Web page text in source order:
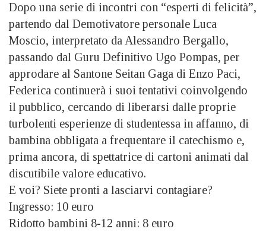
Dopo una serie di incontri con “esperti di felicità”,
partendo dal Demotivatore personale Luca
Moscio, interpretato da Alessandro Bergallo,
passando dal Guru Definitivo Ugo Pompas, per
approdare al Santone Seitan Gaga di Enzo Paci,
Federica continuerà i suoi tentativi coinvolgendo
il pubblico, cercando di liberarsi dalle proprie
turbolenti esperienze di studentessa in affanno, di
bambina obbligata a frequentare il catechismo e,
prima ancora, di spettatrice di cartoni animati dal
discutibile valore educativo.
E voi? Siete pronti a lasciarvi contagiare?
Ingresso: 10 euro
Ridotto bambini 8-12 anni: 8 euro